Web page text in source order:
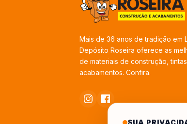
Mais de 36 anos de tradição em
Depósito Roseira oferece as
de materiais de construção,
acabamentos. Confira.
SUA